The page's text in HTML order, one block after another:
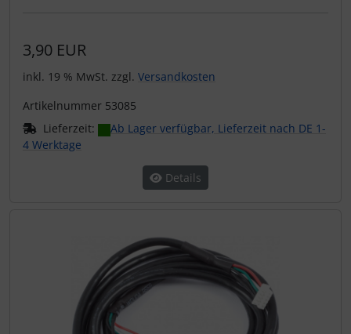
3,90 EUR
inkl. 19 % MwSt. zzgl. Versandkosten
Artikelnummer 53085
Lieferzeit:
Ab Lager verfügbar, Lieferzeit nach DE 1-
4 Werktage
Details